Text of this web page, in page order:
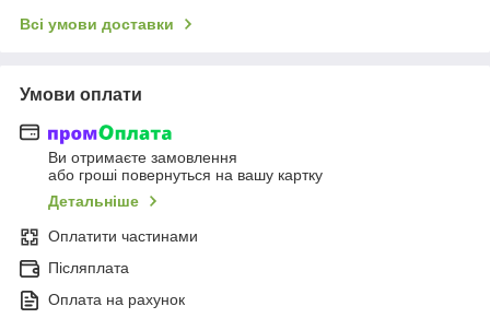
Всі умови доставки
Умови оплати
Ви отримаєте замовлення
або гроші повернуться на вашу картку
Детальніше
Оплатити частинами
Післяплата
Оплата на рахунок